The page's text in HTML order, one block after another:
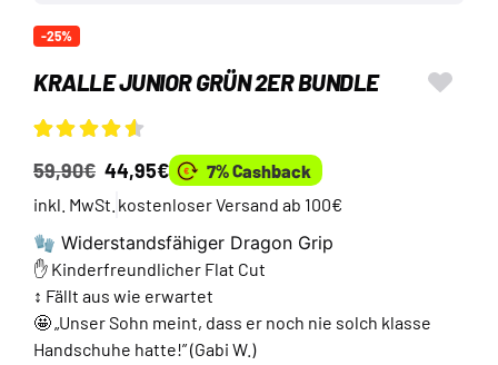
-25%
KRALLE JUNIOR GRÜN 2ER BUNDLE
mit4.50 von
auf
59,90€ 44,95€ 7% Cashback
inkl. MwSt. kostenloser Versand ab 100€
🧤 Widerstandsfähiger Dragon Grip
✋ Kinderfreundlicher Flat Cut
↕️ Fällt aus wie erwartet
🤩 „Unser Sohn meint, dass er noch nie solch klasse
Handschuhe hatte!” (Gabi W.)